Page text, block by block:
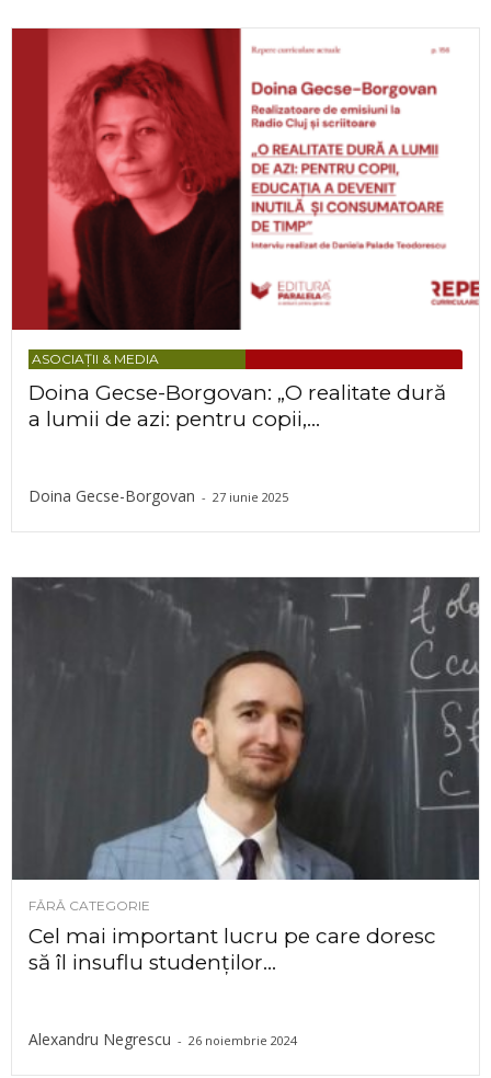
ASOCIAȚII & MEDIA
Doina Gecse-Borgovan: „O realitate dură
a lumii de azi: pentru copii,...
Doina Gecse-Borgovan - 27 iunie 2025
FĂRĂ CATEGORIE
Cel mai important lucru pe care doresc
să îl insuflu studenților...
Alexandru Negrescu - 26 noiembrie 2024